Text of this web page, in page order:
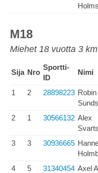
M18
Miehet 18 vuotta 3
Sija Nro
Sportti-
ID
Nimi
1 2 28898223 Robin
2 1 30566132 Alex
3 3 30936665
4 5 31340454 Axel